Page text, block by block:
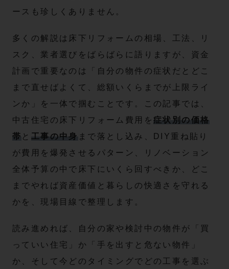
ースも珍しくありません。
多くの解説は床下リフォームの相場、工法、リ
スク、業者選びをばらばらに語りますが、資金
計画で重要なのは「自分の物件の症状だとどこ
まで直せばよくて、総額いくらまでが上限ライ
ンか」を一体で掴むことです。この記事では、
中古住宅の床下リフォーム費用を 症状別の価格
帯 と 工事の中身 まで落とし込み、DIY重ね貼り
が費用を爆発させるパターン、リノベーション
全体予算の中で床下にいくら回すべきか、どこ
までやれば資産価値と暮らしの快適さを守れる
かを、現場目線で整理します。
読み進めれば、自分の家や検討中の物件が「買
っていい住宅」か「手を出すと危ない物件」
か、そして今どのタイミングでどの工事を選ぶ